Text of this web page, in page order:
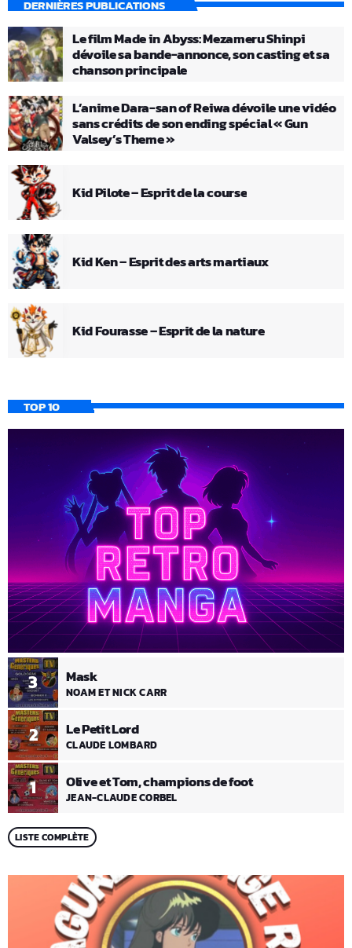
DERNIÈRES PUBLICATIONS
Le film Made in Abyss: Mezameru Shinpi
dévoile sa bande-annonce, son casting et sa
chanson principale
L’anime Dara-san of Reiwa dévoile une vidéo
sans crédits de son ending spécial « Gun
Valsey’s Theme »
Kid Pilote – Esprit de la course
Kid Ken – Esprit des arts martiaux
Kid Fourasse – Esprit de la nature
TOP 10
1 Olive et Tom, champions de foot
JEAN-CLAUDE CORBEL
2 Le Petit Lord
CLAUDE LOMBARD
3 Mask
NOAM ET NICK CARR
LISTE COMPLÈTE